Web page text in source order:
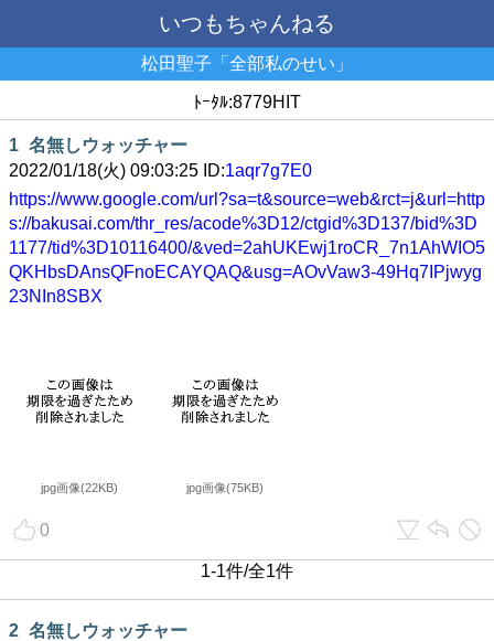
いつもちゃんねる
松田聖子「全部私のせい」
ﾄｰﾀﾙ:8779HIT
1 名無しウォッチャー
2022/01/18(火) 09:03:25 ID:1aqr7g7E0
https://www.google.com/url?sa=t&source=web&rct=j&url=http
s://bakusai.com/thr_res/acode%3D12/ctgid%3D137/bid%3D
1177/tid%3D10116400/&ved=2ahUKEwj1roCR_7n1AhWIO5
QKHbsDAnsQFnoECAYQAQ&usg=AOvVaw3-49Hq7IPjwyg
23NIn8SBX
jpg画像(22KB) jpg画像(75KB)
0
1-1件/全1件
2 名無しウォッチャー